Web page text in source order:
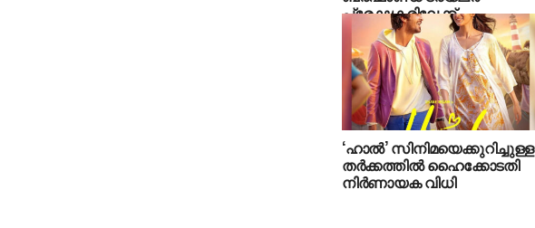
പ്രേക്ഷകരിലേക്ക്
‘ഹാല്‍’ സിനിമയെക്കുറിച്ചുള്ള
തര്‍ക്കത്തില്‍ ഹൈക്കോടതി
നിര്‍ണായക വിധി